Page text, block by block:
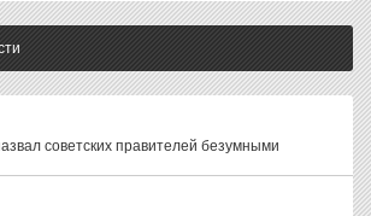
советских правителей безумными